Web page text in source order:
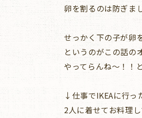
卵を割るのは防ぎま
せっかく下の子が卵
というのがこの話の
やってらんね～！！
↓仕事でIKEAに行っ
2人に着せてお料理し